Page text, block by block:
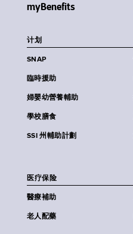
myBenefits
计划
SNAP
臨時援助
婦嬰幼營養輔助
學校膳食
SSI 州輔助計劃
医疗保险
醫療補助
老人配藥